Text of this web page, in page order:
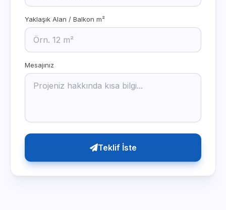
Yaklaşık Alan / Balkon m²
Mesajınız
Teklif İste